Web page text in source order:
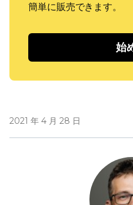
簡単に販売できます。
始
2021 年 4 月 28 日